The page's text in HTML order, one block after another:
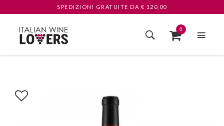
SPEDIZIONI GRATUITE DA € 120,00
0